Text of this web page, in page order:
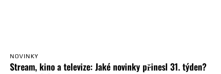
NOVINKY
Stream, kino a televize: Jaké novinky přinesl 31. týden?